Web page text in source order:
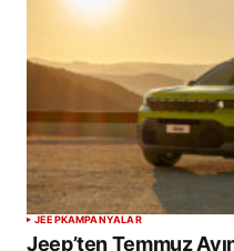
JEEPKAMPANYALAR
Jeep’ten Temmuz